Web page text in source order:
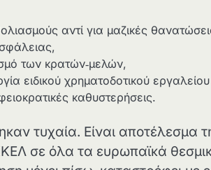
αντί για μαζικές
των κρατών‑μελών,
ειδικού χρηματοδοτικού
καθυστερήσεις.
τυχαία. Είναι αποτέλεσμα
σε όλα τα ευρωπαϊκά